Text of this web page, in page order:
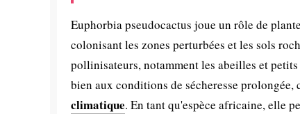
Euphorbia pseudocactus joue un rôle de
colonisant les zones perturbées et les sols
pollinisateurs, notamment les abeilles et
bien aux conditions de sécheresse prolongée,
climatique. En tant qu'espèce africaine, elle